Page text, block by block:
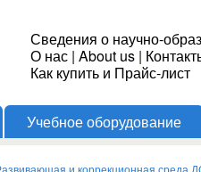
Сведения о научно-
О нас | About us |
Как купить и Прайс-лист
Учебное оборудование